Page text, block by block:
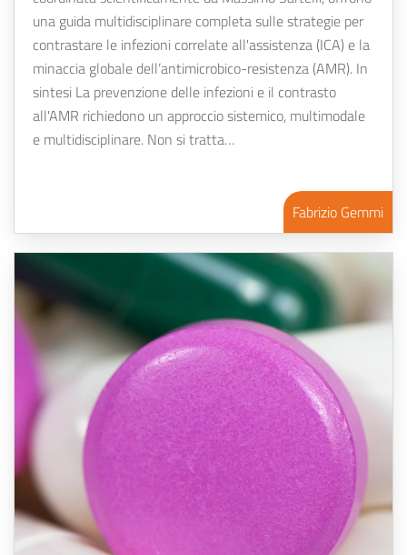
Fabrizio Gemmi
una guida multidisciplinare completa sulle strategie per
contrastare le infezioni correlate all'assistenza (ICA) e la
minaccia globale dell’antimicrobico-resistenza (AMR). In
sintesi La prevenzione delle infezioni e il contrasto
all'AMR richiedono un approccio sistemico, multimodale
e multidisciplinare. Non si tratta…